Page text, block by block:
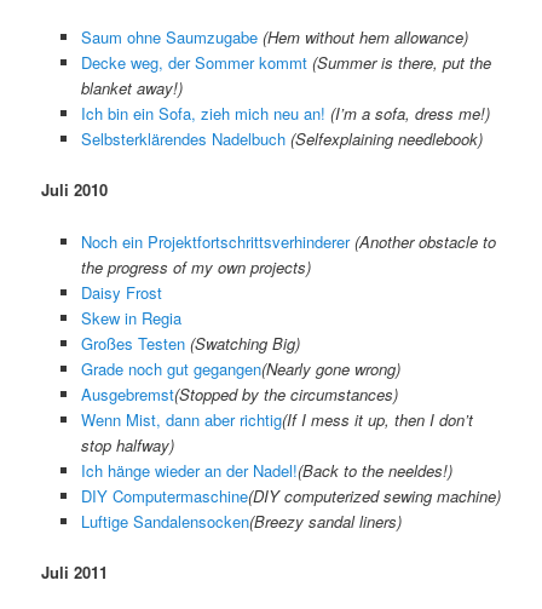
Saum ohne Saumzugabe (Hem without hem allowance)
Decke weg, der Sommer kommt (Summer is there, put the
blanket away!)
Ich bin ein Sofa, zieh mich neu an! (I’m a sofa, dress me!)
Selbsterklärendes Nadelbuch (Selfexplaining needlebook)
Juli 2010
Noch ein Projektfortschrittsverhinderer(Another obstacle to
the progress of my own projects)
Daisy Frost
Skew in Regia
Großes Testen(Swatching Big)
Grade noch gut gegangen(Nearly gone wrong)
Ausgebremst(Stopped by the circumstances)
Wenn Mist, dann aber richtig(If I mess it up, then I don’t
stop halfway)
Ich hänge wieder an der Nadel!(Back to the neeldes!)
DIY Computermaschine(DIY computerized sewing machine)
Luftige Sandalensocken(Breezy sandal liners)
Juli 2011